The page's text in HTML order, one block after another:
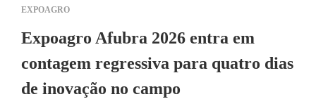
EXPOAGRO
Expoagro Afubra 2026 entra em
contagem regressiva para quatro dias
de inovação no campo